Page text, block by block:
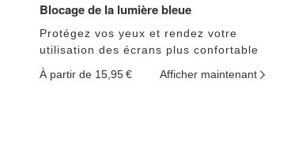
Blocage de la lumière bleue
Protégez vos yeux et rendez votre
utilisation des écrans plus confortable
À partir de 15,95 €
Afficher maintenant